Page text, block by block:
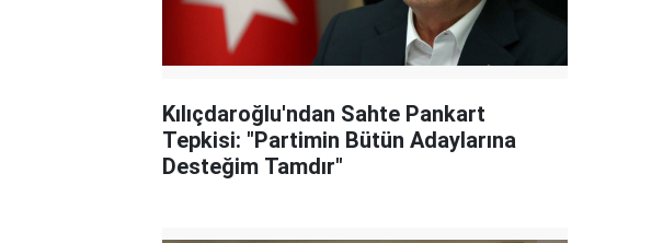
Kılıçdaroğlu'ndan Sahte Pankart
Tepkisi: "Partimin Bütün Adaylarına
Desteğim Tamdır"